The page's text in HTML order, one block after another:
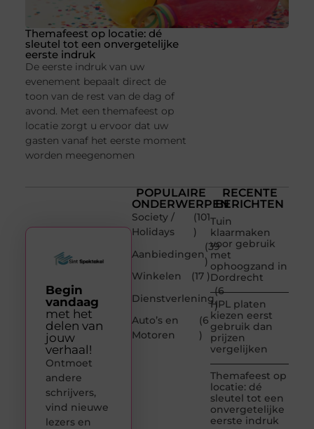
Themafeest op locatie: dé
sleutel tot een onvergetelijke
eerste indruk
De eerste indruk van uw
evenement bepaalt direct de
toon van de rest van de dag of
avond. Met een themafeest op
locatie zorgt u ervoor dat uw
gasten vanaf het eerste moment
worden meegenomen
POPULAIRE
ONDERWERPEN
Society /
Holidays
(101
)
Aanbiedingen
(39
)
Winkelen
(17 )
Dienstverlening
(6
)
Auto’s en
Motoren
(6
)
RECENTE
BERICHTEN
Tuin
klaarmaken
voor gebruik
met
ophoogzand in
Dordrecht
HPL platen
kiezen eerst
gebruik dan
prijzen
vergelijken
Themafeest op
locatie: dé
sleutel tot een
onvergetelijke
eerste indruk
Begin
vandaag
met het
delen van
jouw
verhaal!
Ontmoet
andere
schrijvers,
vind nieuwe
lezers en